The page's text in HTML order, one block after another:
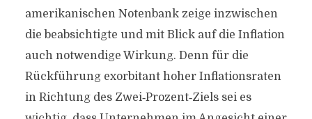
amerikanischen Notenbank zeige inzwischen
die beabsichtigte und mit Blick auf die Inflation
auch notwendige Wirkung. Denn für die
Rückführung exorbitant hoher Inflationsraten
in Richtung des Zwei‐Prozent‐Ziels sei es